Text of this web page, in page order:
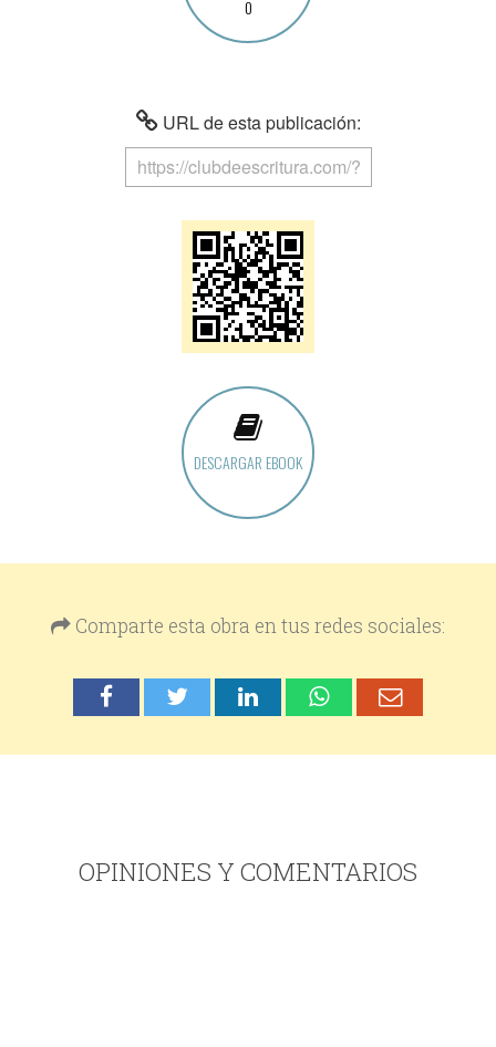
0
URL de esta publicación:
DESCARGAR EBOOK
Comparte esta obra en tus redes sociales:
OPINIONES Y COMENTARIOS